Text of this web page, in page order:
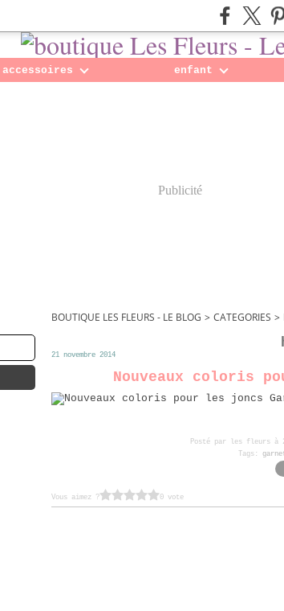
accessoires enfant
Publicité
BOUTIQUE LES FLEURS - LE BLOG > CATEGORIES >
21 novembre 2014
Nouveaux coloris
Posté par les fleurs à
Tags:
Vous aimez ? 0 vote